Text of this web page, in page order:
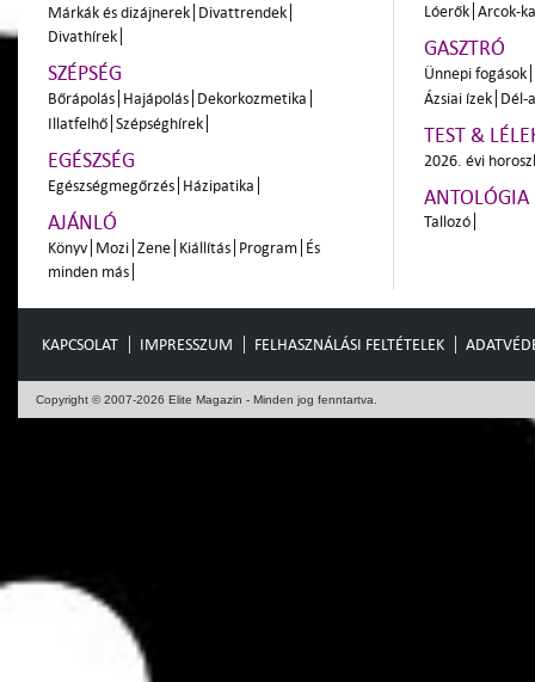
Márkák és dizájnerek Divattrendek
Divathírek
SZÉPSÉG
Bőrápolás Hajápolás Dekorkozmetika
Illatfelhő Szépséghírek
EGÉSZSÉG
Egészségmegőrzés Házipatika
AJÁNLÓ
Könyv Mozi Zene Kiállítás Program És
minden más
Lóerők Arcok-
GASZTRÓ
Ünnepi fogások
Ázsiai ízek Dél-
TEST &
2026. évi
ANTOLÓGIA
Tallozó
KAPCSOLAT IMPRESSZUM FELHASZNÁLÁSI FELTÉTELEK
Copyright © 2007-2026 Elite Magazin - Minden jog fenntartva.